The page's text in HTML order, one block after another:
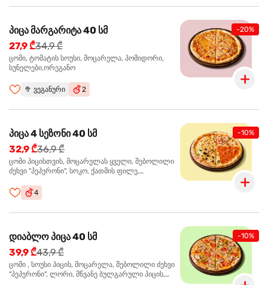
-20%
პიცა მარგარიტა 40 სმ
27,9 ₾34,9 ₾
ცომი, ტომატის სოუსი, მოცარელა, პომიდორი,
სუნელები,ორეგანო
🥦 ვეგანური 2
-10%
პიცა 4 სეზონი 40 სმ
32,9 ₾36,9 ₾
ცომი პიცისთვის, მოცარელას ყველი, შებოლილი
ძეხვი "პეპერონი", სოკო, ქათმის ფილე,
4
-10%
დიაბლო პიცა 40 სმ
39,9 ₾43,9 ₾
ცომი , სოუსი პიცის, მოცარელა, შებოლილი ძეხვი
"პეპერონი", ლორი, მწვანე ბულგარული პიცის,